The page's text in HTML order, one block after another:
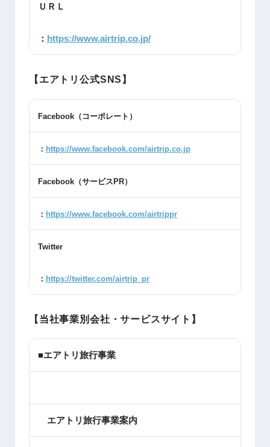
ＵＲＬ
： https://www.airtrip.co.jp/
【エアトリ公式SNS】
Facebook （コーポレート）
： https://www.facebook.com/airtrip.co.jp
Facebook （サービス PR）
： https://www.facebook.com/airtrippr
Twitter
： https://twitter.com/airtrip_pr
【当社事業別会社・サービスサイト】
■エアトリ旅行事業
エアトリ旅行事業案内